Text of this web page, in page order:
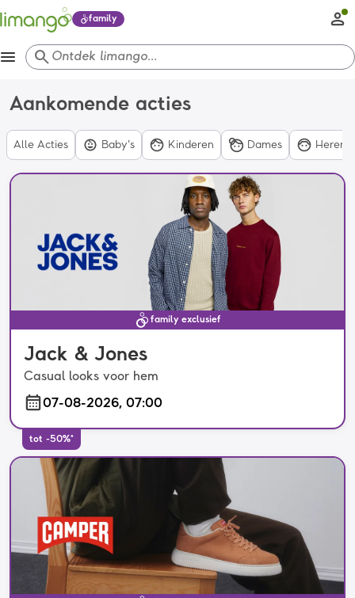
family
search Ontdek limango...
Aankomende acties
Alle Acties Baby's Kinderen Dames Heren
family exclusief
Jack & Jones
Casual looks voor hem
07-08-2026, 07:00
tot -50%*